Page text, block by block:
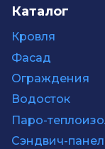
Каталог
Кровля
Фасад
Ограждения
Водосток
Паро-
Сэндвич-